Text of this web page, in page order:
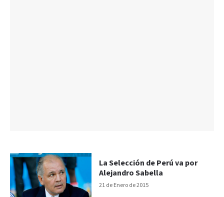
21 de Enero de 2015
La Selección de Perú va por
Alejandro Sabella